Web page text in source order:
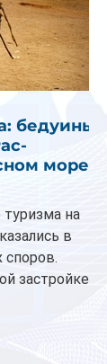
бедуины
море
на
в
застройке